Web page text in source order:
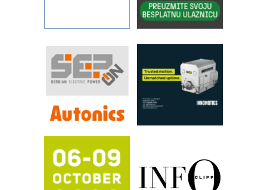
IBeRTIM - oprema za ispitivanje
sistema
YAMADA pumpe – japanska
Filtration Group Industrial – Napredna
rešenja za filtraciju u hidrauličkim i
RILINEX kompanije Rittal
FANUC: Najbolje za vašu pametnu
automatizaciju